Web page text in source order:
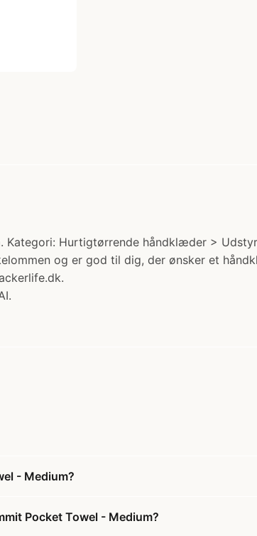
Hurtigtørrende håndklæder >
og er god til dig, der ønsker et
- Medium?
Pocket Towel - Medium?